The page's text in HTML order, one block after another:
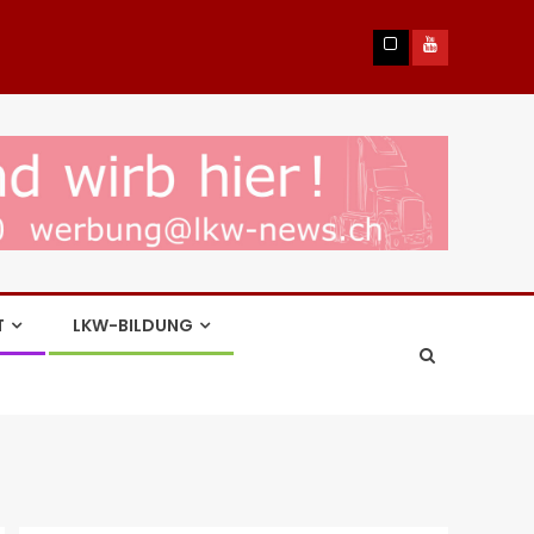
LKW-BILDUNG